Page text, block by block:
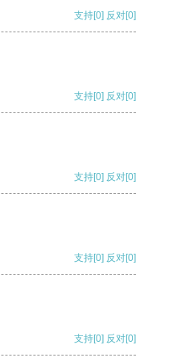
支持[0] 反对[0]
支持[0] 反对[0]
支持[0] 反对[0]
支持[0] 反对[0]
支持[0] 反对[0]